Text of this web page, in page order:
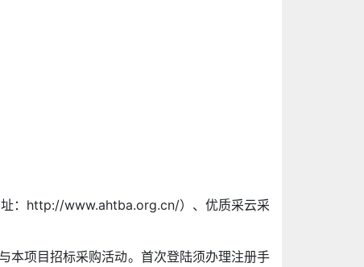
：http://www.ahtba.org.cn/）、优质采云采
本项目招标采购活动。首次登陆须办理注册手